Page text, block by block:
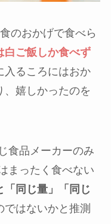
のおかげで食べら
白ご飯しか食べず
入るころにはおか
、嬉しかったのを
食品メーカーのみ
まったく食べない
「同じ量」「同じ
ではないかと推測